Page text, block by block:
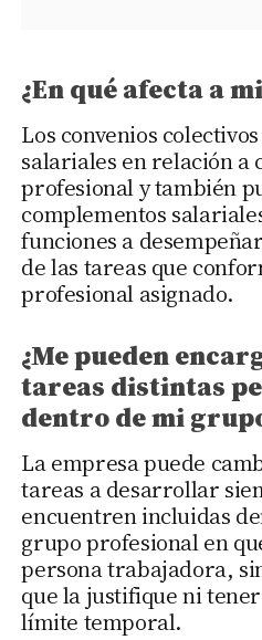
¿En qué afecta a
Los convenios
salariales en relación a
profesional y también
complementos
funciones a
de las tareas que
profesional asignado.
¿Me pueden
tareas distintas
dentro de mi
La empresa puede
tareas a desarrollar
encuentren incluidas
grupo profesional en
persona trabajadora,
que la justifique ni
límite temporal.